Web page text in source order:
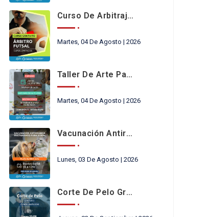
Curso De Arbitraje De Futsal
Martes, 04 De Agosto | 2026
Taller De Arte Para Niños En Chimbas
Martes, 04 De Agosto | 2026
Vacunación Antirrábica
Lunes, 03 De Agosto | 2026
Corte De Pelo Gratis